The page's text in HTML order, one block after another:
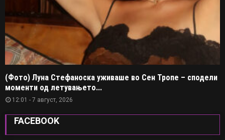
(Фото) Луна Стефаноска уживаше во Сен Тропе – сподели
моменти од летувањето...
12:01 - 7 август, 2026
FACEBOOK